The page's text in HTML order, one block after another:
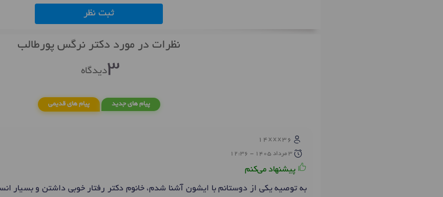
ثبت نظر
نظرات در مورد دکتر نرگس پورطالب
3دیدگاه
پیام های جدید پیام های قدیمی
14xxx36
3 مرداد 1405 - 12:36
پیشنهاد می‌کنم
به توصیه یکی از دوستانم با ایشون آشنا شدم، خانوم دکتر رفتار خوبی داشتن و بسیار